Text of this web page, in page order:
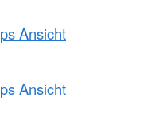
Ansicht
Ansicht